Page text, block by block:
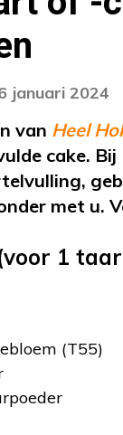
januari 2024
van Heel
cake. Bij
met u.
1
(T55)